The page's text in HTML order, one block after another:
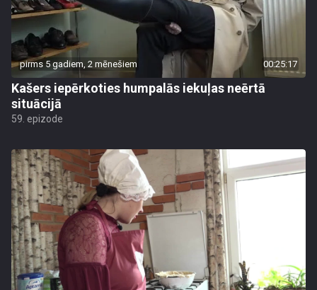
pirms 5 gadiem, 2 mēnešiem 00:25:17
Kašers iepērkoties humpalās iekuļas neērtā
situācijā
59. epizode